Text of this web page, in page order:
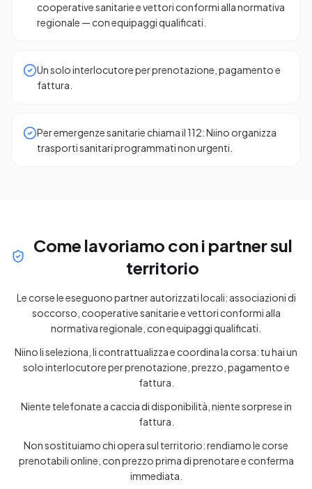
cooperative sanitarie e vettori conformi alla normativa
regionale — con equipaggi qualificati.
Un solo interlocutore per prenotazione, pagamento e
fattura.
Per emergenze sanitarie chiama il 112: Niino organizza
trasporti sanitari programmati non urgenti.
Come lavoriamo con i partner sul
territorio
Le corse le eseguono partner autorizzati locali: associazioni di
soccorso, cooperative sanitarie e vettori conformi alla
normativa regionale, con equipaggi qualificati.
Niino li seleziona, li contrattualizza e coordina la corsa: tu hai un
solo interlocutore per prenotazione, prezzo, pagamento e
fattura.
Niente telefonate a caccia di disponibilità, niente sorprese in
fattura.
Non sostituiamo chi opera sul territorio: rendiamo le corse
prenotabili online, con prezzo prima di prenotare e conferma
immediata.